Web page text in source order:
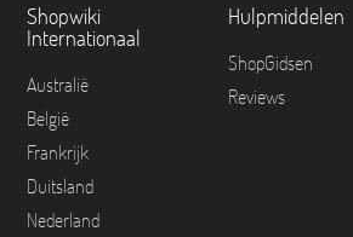
Shopwiki
Internationaal
Australië
België
Frankrijk
Duitsland
Nederland
Hulpmiddelen
ShopGidsen
Reviews